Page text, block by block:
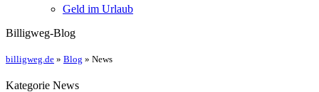
Geld im Urlaub
Billigweg-Blog
billigweg.de » Blog » News
Kategorie News